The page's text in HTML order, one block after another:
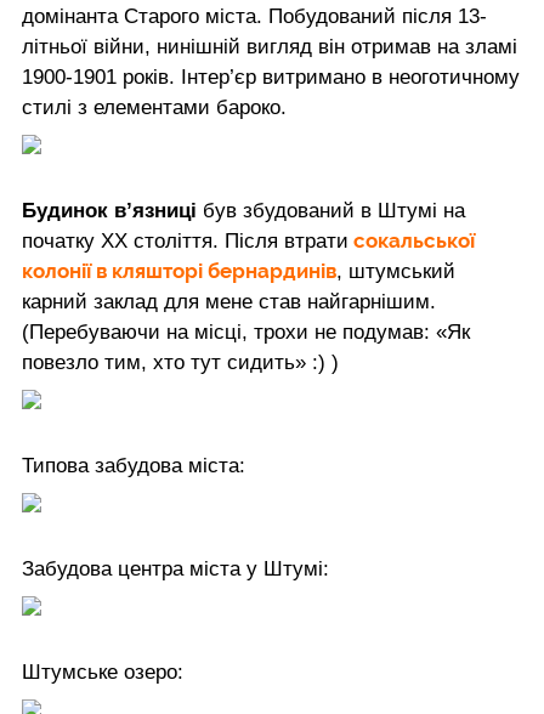
домінанта Старого міста. Побудований після 13-
літньої війни, нинішній вигляд він отримав на зламі
1900-1901 років. Інтер’єр витримано в неоготичному
стилі з елементами бароко.
Будинок в’язниці був збудований в Штумі на
початку ХХ століття. Після втрати сокальської
колонії в кляшторі бернардинів, штумський
карний заклад для мене став найгарнішим.
(Перебуваючи на місці, трохи не подумав: «Як
повезло тим, хто тут сидить» :) )
Типова забудова міста:
Забудова центра міста у Штумі:
Штумське озеро: